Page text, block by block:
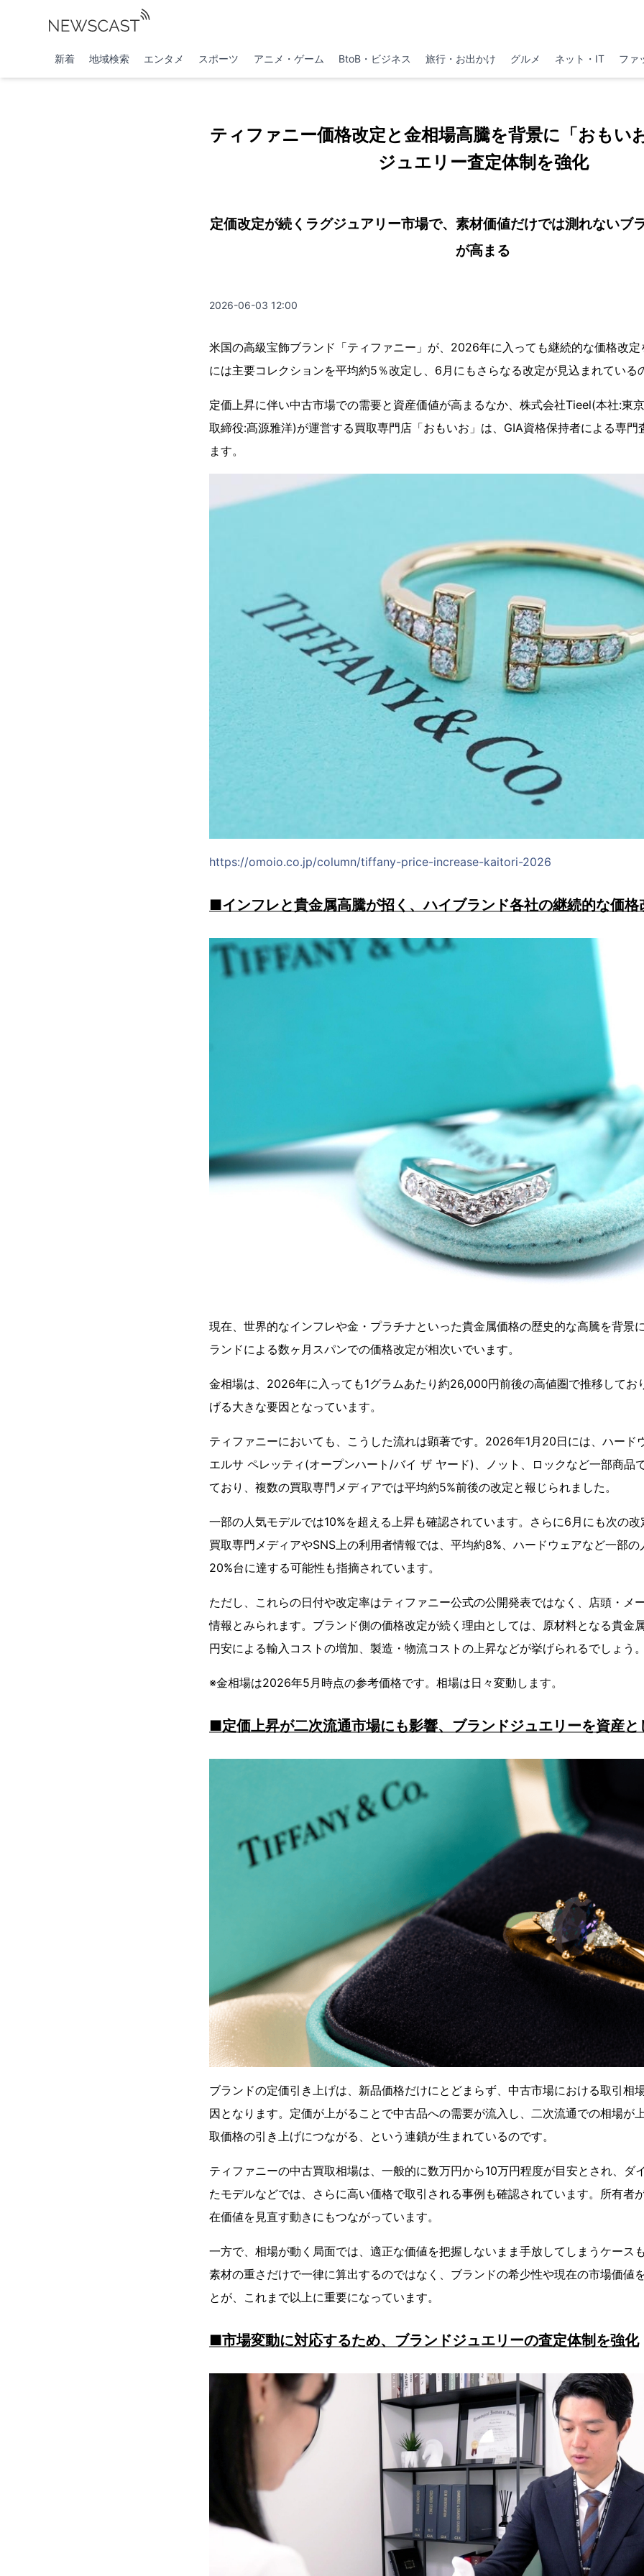
新着 地域検索 エンタメ スポーツ アニメ・ゲーム BtoB・ビジネス 旅行・お出かけ グルメ ネット・IT ファ
ティファニー価格改定と金相場高騰を背景に「おもい
ジュエリー査定体制を強化
定価改定が続くラグジュアリー市場で、素材価値だけでは測れないブ
が高まる
2026-06-03 12:00
米国の高級宝飾ブランド「ティファニー」が、2026年に入っても継続的な価格改定
には主要コレクションを平均約5％改定し、6月にもさらなる改定が見込まれている
定価上昇に伴い中古市場での需要と資産価値が高まるなか、株式会社Tieel(本社:東
取締役:髙源雅洋)が運営する買取専門店「おもいお」は、GIA資格保持者による専門
ます。
https://omoio.co.jp/column/tiffany-price-increase-kaitori-2026
■インフレと貴金属高騰が招く、ハイブランド各社の継続的な価格
現在、世界的なインフレや金・プラチナといった貴金属価格の歴史的な高騰を背景
ランドによる数ヶ月スパンでの価格改定が相次いでいます。
金相場は、2026年に入っても1グラムあたり約26,000円前後の高値圏で推移してお
げる大きな要因となっています。
ティファニーにおいても、こうした流れは顕著です。2026年1月20日には、ハード
エルサ ペレッティ(オープンハート/バイ ザ ヤード)、ノット、ロックなど一部商品
ており、複数の買取専門メディアでは平均約5%前後の改定と報じられました。
一部の人気モデルでは10%を超える上昇も確認されています。さらに6月にも次の
買取専門メディアやSNS上の利用者情報では、平均約8%、ハードウェアなど一部
20%台に達する可能性も指摘されています。
ただし、これらの日付や改定率はティファニー公式の公開発表ではなく、店頭・メ
情報とみられます。ブランド側の価格改定が続く理由としては、原材料となる貴金
円安による輸入コストの増加、製造・物流コストの上昇などが挙げられるでしょう
※金相場は2026年5月時点の参考価格です。相場は日々変動します。
■定価上昇が二次流通市場にも影響、ブランドジュエリーを資産と
ブランドの定価引き上げは、新品価格だけにとどまらず、中古市場における取引相
因となります。定価が上がることで中古品への需要が流入し、二次流通での相場が
取価格の引き上げにつながる、という連鎖が生まれているのです。
ティファニーの中古買取相場は、一般的に数万円から10万円程度が目安とされ、ダ
たモデルなどでは、さらに高い価格で取引される事例も確認されています。所有者
在価値を見直す動きにもつながっています。
一方で、相場が動く局面では、適正な価値を把握しないまま手放してしまうケース
素材の重さだけで一律に算出するのではなく、ブランドの希少性や現在の市場価値
とが、これまで以上に重要になっています。
■市場変動に対応するため、ブランドジュエリーの査定体制を強化